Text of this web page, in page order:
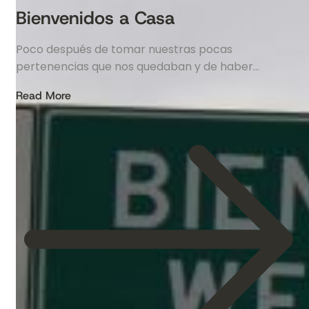
Bienvenidos a Casa
Poco después de tomar nuestras pocas
pertenencias que nos quedaban y de haber…
Read More